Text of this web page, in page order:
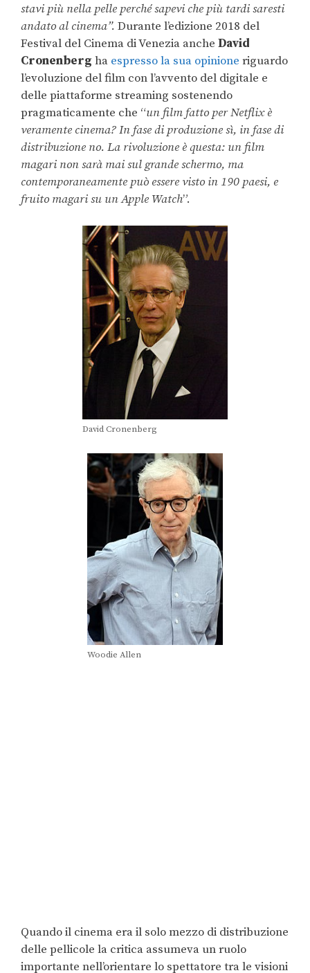
stavi più nella pelle perché sapevi che più tardi saresti
andato al cinema”. Durante l’edizione 2018 del
Festival del Cinema di Venezia anche David
Cronenberg ha espresso la sua opinione riguardo
l’evoluzione del film con l’avvento del digitale e
delle piattaforme streaming sostenendo
pragmaticamente che “un film fatto per Netflix è
veramente cinema? In fase di produzione sì, in fase di
distribuzione no. La rivoluzione è questa: un film
magari non sarà mai sul grande schermo, ma
contemporaneamente può essere visto in 190 paesi, e
fruito magari su un Apple Watch”.
David Cronenberg
Woodie Allen
Quando il cinema era il solo mezzo di distribuzione
delle pellicole la critica assumeva un ruolo
importante nell’orientare lo spettatore tra le visioni